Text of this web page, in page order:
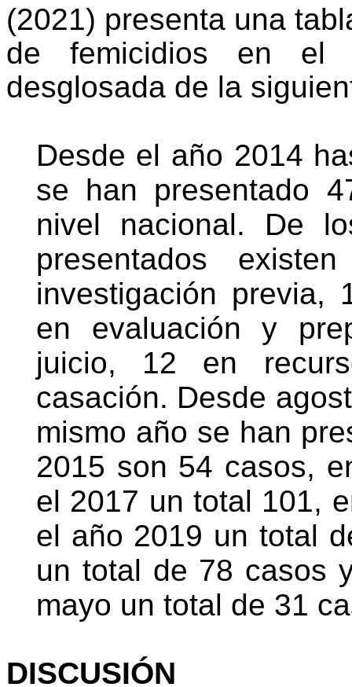
(2021) presenta una
de femicidios en el
desglosada de la
Desde el año 2014
se han presentado
nivel nacional. De
presentados
investigación previa,
en evaluación y
juicio, 12 en
casación. Desde
mismo año se han
2015 son 54 casos,
el 2017 un total 101,
el año 2019 un total
un total de 78 casos
mayo un total de 31
DISCUSIÓN